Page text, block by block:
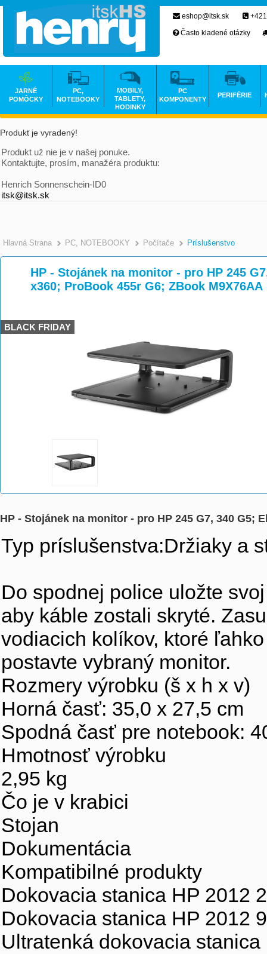
Produkt je vyradený!
Produkt už nie je v našej ponuke.
Kontaktujte, prosím, manažéra produktu:
Henrich Sonnenschein-ID0
itsk@itsk.sk
Hlavná Strana >
PC, NOTEBOOKY >
Počítače >
Príslušenstvo
HP - Stojánek na monitor - pro HP 245
x360; ProBook 455r G6; ZBook M9X76AA
BLACK FRIDAY
HP - Stojánek na monitor - pro HP 245 G7, 340 G5;
Typ príslušenstva:Držiaky a
Do spodnej police uložte
aby káble zostali skryté.
vodiacich kolíkov, ktoré
postavte vybraný monitor.
Rozmery výrobku (š x h x v)
Horná časť: 35,0 x 27,5 cm
Spodná časť pre notebook:
Hmotnosť výrobku
2,95 kg
Čo je v krabici
Stojan
Dokumentácia
Kompatibilné produkty
Dokovacia stanica HP 2012
Dokovacia stanica HP 2012
Ultratenká dokovacia
eshop@itsk.sk
Často kladené otázky
JARNÉ
POMÔCKY
PC,
NOTEBOOKY
MOBILY,
TABLETY,
HODINKY
PC
KOMPONENTY
PERIFÉRIE